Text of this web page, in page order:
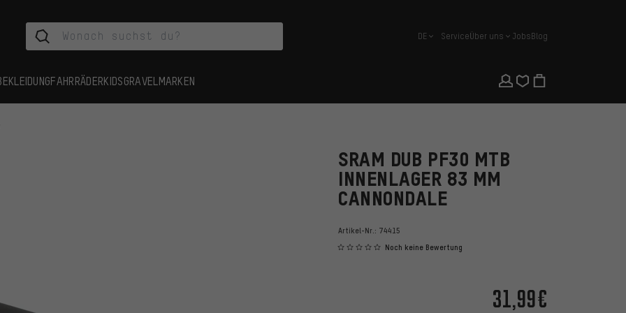
Deutsch
DE ServiceÜber uns JobsBlog
FAHRRÄDERKIDSGRAVEL MARKEN
SRAM DUB PF30 MTB
INNENLAGER 83 MM
CANNONDALE
Artikel-Nr.: 74415
Noch keine Bewertung
31,99€